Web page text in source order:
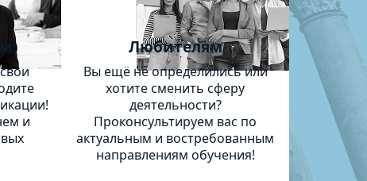
и
Любителям
Вы ещё не определились или
хотите сменить сферу
деятельности?
Проконсультируем вас по
актуальным и востребованным
направлениям обучения!